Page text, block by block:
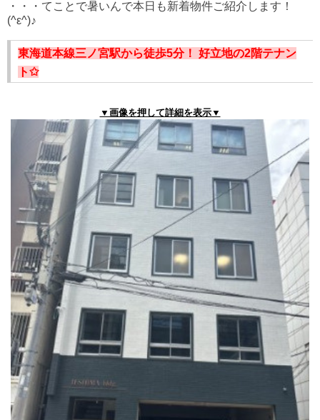
・・・てことで暑いんで本日も新着物件ご紹介します！
(^ε^)♪
東海道本線三ノ宮駅から徒歩5分！ 好立地の2階テナン
ト✩
▼画像を押して詳細を表示▼